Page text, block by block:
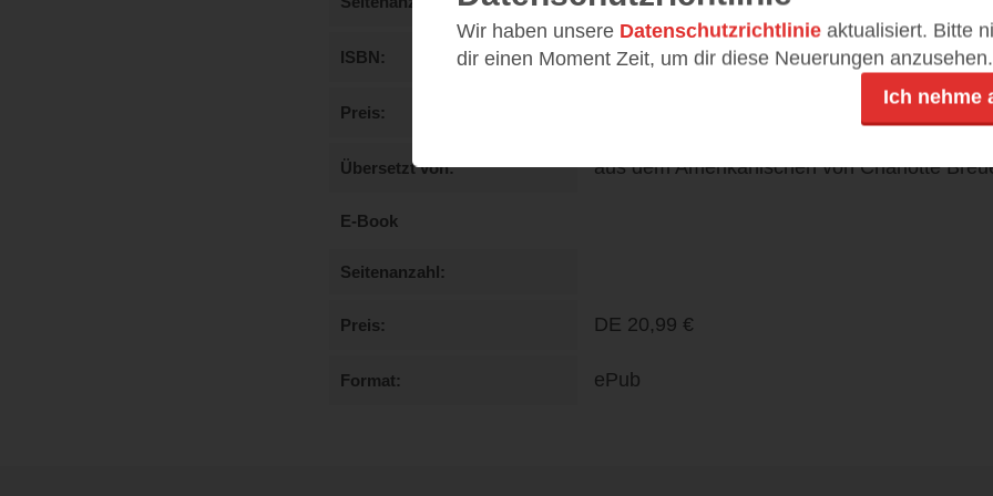
ISBN 978-3-630-87873-7
Preis
Übersetzt von aus dem Amerikanischen von Charlotte
E-Book
Seitenanzahl
Preis DE 20,99 €
Format ePub
Wir haben unsere Datenschutzrichtlinie aktualisiert. Bitte
dir einen Moment Zeit, um dir diese Neuerungen anzusehen.
Ich nehme